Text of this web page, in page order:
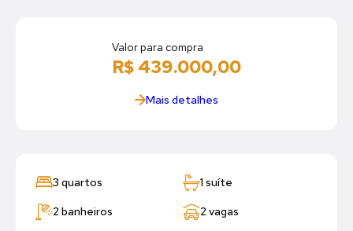
Valor para compra
R$ 439.000,00
Mais detalhes
3 quartos 1 suíte
2 banheiros 2 vagas